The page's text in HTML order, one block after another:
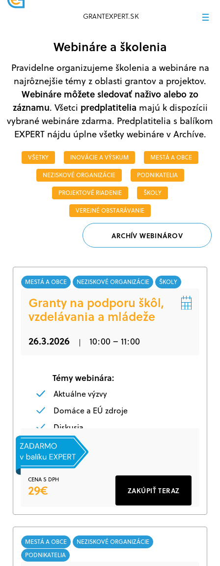
GRANTEXPERT.SK
Webináre a školenia
Pravidelne organizujeme školenia a webináre na
najrôznejšie témy z oblasti grantov a projektov.
Webináre môžete sledovať naživo alebo zo
záznamu. Všetci predplatitelia majú k dispozícii
vybrané webináre zdarma. Predplatitelia s balíkom
EXPERT nájdu úplne všetky webináre v Archíve.
VŠETKY INOVÁCIE A VÝSKUM MESTÁ A OBCE
NEZISKOVÉ ORGANIZÁCIE PODNIKATELIA
PROJEKTOVÉ RIADENIE ŠKOLY
VEREJNÉ OBSTARÁVANIE
ARCHÍV WEBINÁROV
MESTÁ A OBCE NEZISKOVÉ ORGANIZÁCIE ŠKOLY
Granty na podporu škôl,
vzdelávania a mládeže
26.3.2026 10:00 – 11:00
Témy webinára:
Aktuálne výzvy
Domáce a EÚ zdroje
Diskusia
CENA S DPH
29€ ZAKÚPIŤ TERAZ
MESTÁ A OBCE
NEZISKOVÉ ORGANIZÁCIE
PODNIKATELIA